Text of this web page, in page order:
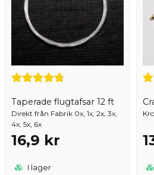
Taperade flugtafsar 12 ft
Direkt från Fabrik 0x, 1x, 2x, 3x,
4x, 5x, 6x
16,9 kr
I lager